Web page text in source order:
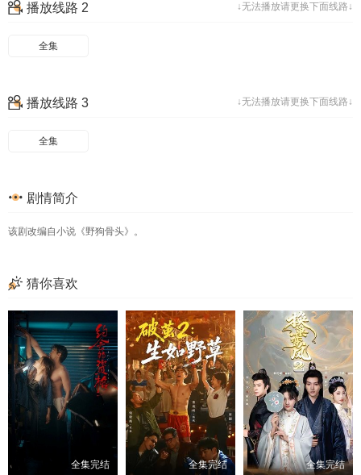
37
41
49 52
53
61
65
↓无法播放请更换下面线路↓
播放线路 2
全集
↓无法播放请更换下面线路↓
播放线路 3
全集
剧情简介
该剧改编自小说《野狗骨头》。
猜你喜欢
全集完结 全集完结 全集完结